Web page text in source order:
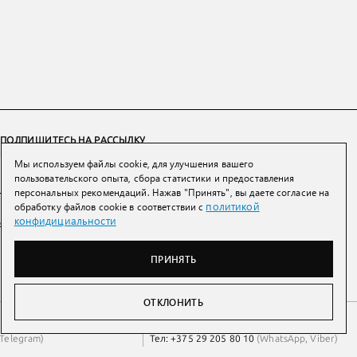
ПОДПИШИТЕСЬ НА РАССЫЛКУ
ПОДПИСАТЬСЯ
Нажимая на кнопку вы соглашаетесь сполитикой конфиденциальности и
обработки персональных данных
Telegram)
Беларусь Тел:+7 993 398 36 60(WhatsApp)
Тел:+375 29 205 80 10 (WhatsApp, Viber)
Мы используем файлы cookie, для улучшения вашего
пользовательского опыта, сбора статистики и предоставления
персональных рекомендаций. Нажав "Принять", вы даете согласие на
обработку файлов cookie в соответствии с политикой
конфидициальности
ПРИНЯТЬ
ОТКЛОНИТЬ